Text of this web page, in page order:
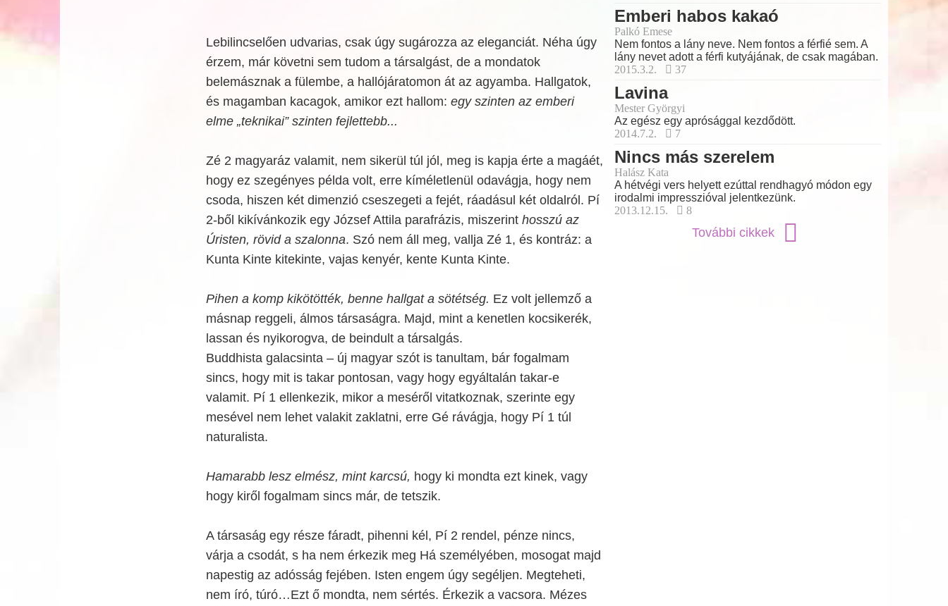
Lebilincselően udvarias, csak úgy sugározza az eleganciát. Néha úgy
érzem, már követni sem tudom a társalgást, de a mondatok
belemásznak a fülembe, a hallójáratomon át az agyamba. Hallgatok,
és magamban kacagok, amikor ezt hallom: egy szinten az emberi
elme „teknikai” szinten fejlettebb...
Zé 2 magyaráz valamit, nem sikerül túl jól, meg is kapja érte a magáét,
hogy ez szegényes példa volt, erre kíméletlenül odavágja, hogy nem
csoda, hiszen két dimenzió cseszegeti a fejét, ráadásul két oldalról. Pí
2-ből kikívánkozik egy József Attila parafrázis, miszerint hosszú az
Úristen, rövid a szalonna. Szó nem áll meg, vallja Zé 1, és kontráz: a
Kunta Kinte kitekinte, vajas kenyér, kente Kunta Kinte.
Pihen a komp kikötötték, benne hallgat a sötétség. Ez volt jellemző a
másnap reggeli, álmos társaságra. Majd, mint a kenetlen kocsikerék,
lassan és nyikorogva, de beindult a társalgás.
Buddhista galacsinta – új magyar szót is tanultam, bár fogalmam
sincs, hogy mit is takar pontosan, vagy hogy egyáltalán takar-e
valamit. Pí 1 ellenkezik, mikor a meséről vitatkoznak, szerinte egy
mesével nem lehet valakit zaklatni, erre Gé rávágja, hogy Pí 1 túl
naturalista.
Hamarabb lesz elmész, mint karcsú, hogy ki mondta ezt kinek, vagy
hogy kiről fogalmam sincs már, de tetszik.
A társaság egy része fáradt, pihenni kél, Pí 2 rendel, pénze nincs,
várja a csodát, s ha nem érkezik meg Há személyében, mosogat majd
napestig az adósság fejében. Isten engem úgy segéljen. Megteheti,
nem író, túró…Ezt ő mondta, nem sértés. Érkezik a vacsora. Mézes
Emberi habos kakaó
Palkó Emese
Nem fontos a lány neve. Nem fontos a férfié sem. A
lány nevet adott a férfi kutyájának, de csak magában.
2015.3.2.
37
Lavina
Mester Györgyi
Az egész egy aprósággal kezdődött.
2014.7.2.
7
Nincs más szerelem
Halász Kata
A hétvégi vers helyett ezúttal rendhagyó módon egy
irodalmi impresszióval jelentkezünk.
2013.12.15.
8
További cikkek